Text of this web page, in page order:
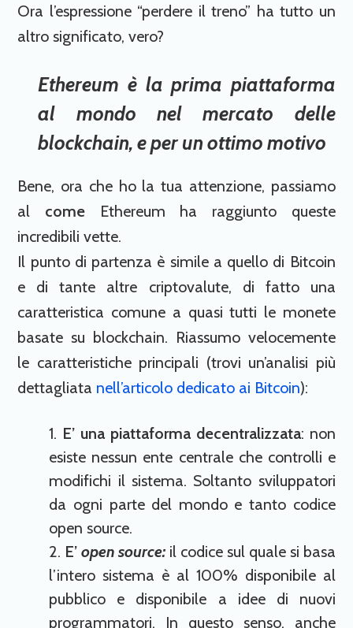
Ora l’espressione “perdere il treno” ha tutto un
altro significato, vero?
Ethereum è la prima piattaforma
al mondo nel mercato delle
blockchain, e per un ottimo motivo
Bene, ora che ho la tua attenzione, passiamo
al come Ethereum ha raggiunto queste
incredibili vette.
Il punto di partenza è simile a quello di Bitcoin
e di tante altre criptovalute, di fatto una
caratteristica comune a quasi tutti le monete
basate su blockchain. Riassumo velocemente
le caratteristiche principali (trovi un’analisi più
dettagliata nell’articolo dedicato ai Bitcoin):
E’ una piattaforma decentralizzata: non
esiste nessun ente centrale che controlli e
modifichi il sistema. Soltanto sviluppatori
da ogni parte del mondo e tanto codice
open source.
E’open source: il codice sul quale si basa
l’intero sistema è al 100% disponibile al
pubblico e disponibile a idee di nuovi
programmatori. In questo senso, anche